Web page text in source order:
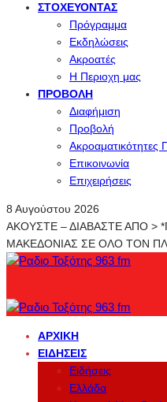
ΣΤΟΧΕΎΟΝΤΑΣ
Πρόγραμμα
Εκδηλώσεις
Ακροατές
Η Περιοχη μας
ΠΡΟΒΟΛΉ
Διαφήμιση
Προβολή
Ακροαματικότητες
Επικοινωνία
Επιχειρήσεις
8 Αυγούστου 2026
ΑΚΟΥΣΤΕ – ΔΙΑΒΑΣΤΕ ΑΠΟ >
ΜΑΚΕΔΟΝΙΑΣ ΣΕ ΟΛΟ ΤΟΝ
ΑΡΧΙΚΉ
ΕΙΔΉΣΕΙΣ
Ειδήσεις
Ελλάδα